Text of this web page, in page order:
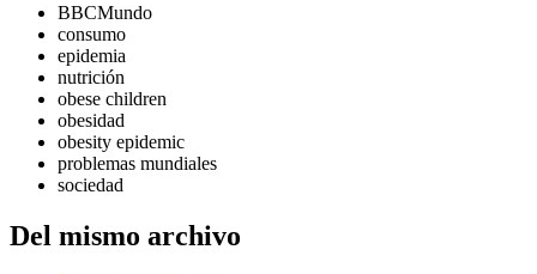
BBCMundo
consumo
epidemia
nutrición
obese children
obesidad
obesity epidemic
problemas mundiales
sociedad
Del mismo archivo